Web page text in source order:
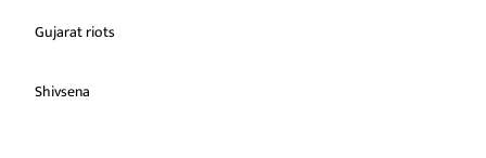
Gujarat riots
Shivsena